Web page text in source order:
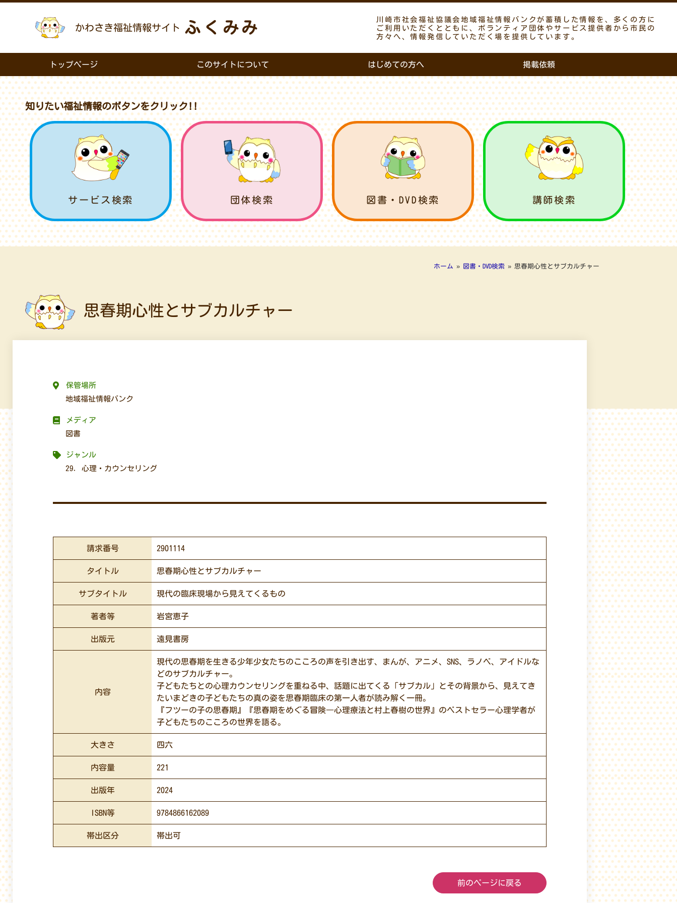
かわさき福祉情報サイト ふくみみ
川崎市社会福祉協議会地域福祉情報バンクが蓄積した情報を、多くの方に
ご利用いただくとともに、ボランティア団体やサービス提供者から市民の
方々へ、情報発信していただく場を提供しています。
トップページ このサイトについて はじめての方へ 掲載依頼
知りたい福祉情報のボタンをクリック!!
サービス検索 団体検索 図書・DVD検索 講師検索
ホーム » 図書・DVD検索 » 思春期心性とサブカルチャー
思春期心性とサブカルチャー
保管場所
地域福祉情報バンク
メディア
図書
ジャンル
29. 心理・カウンセリング
請求番号 2901114
タイトル 思春期心性とサブカルチャー
サブタイトル 現代の臨床現場から見えてくるもの
著者等 岩宮恵子
出版元 遠見書房
内容
現代の思春期を生きる少年少女たちのこころの声を引き出す、まんが、アニメ、SNS、ラノベ、アイドルな
どのサブカルチャー。
子どもたちとの心理カウンセリングを重ねる中、話題に出てくる「サブカル」とその背景から、見えてき
たいまどきの子どもたちの真の姿を思春期臨床の第一人者が読み解く一冊。
『フツーの子の思春期』『思春期をめぐる冒険―心理療法と村上春樹の世界』のベストセラー心理学者が
子どもたちのこころの世界を語る。
大きさ 四六
内容量 221
出版年 2024
ISBN等 9784866162089
帯出区分 帯出可
前のページに戻る